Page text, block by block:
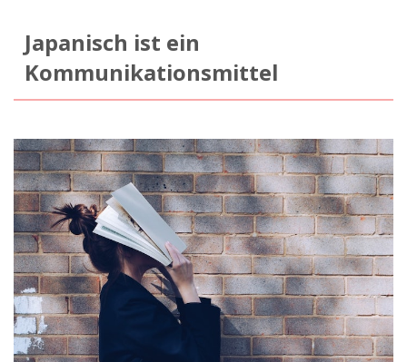
Japanisch ist ein
Kommunikationsmittel